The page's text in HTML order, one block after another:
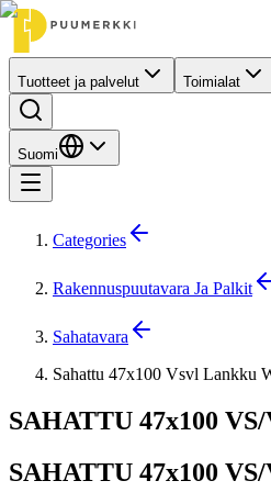
Tuotteet ja palvelut Toimialat
Suomi
Categories
Rakennuspuutavara Ja Palkit
Sahatavara
Sahattu 47x100 Vsvl Lankku
SAHATTU 47x100
SAHATTU 47x100